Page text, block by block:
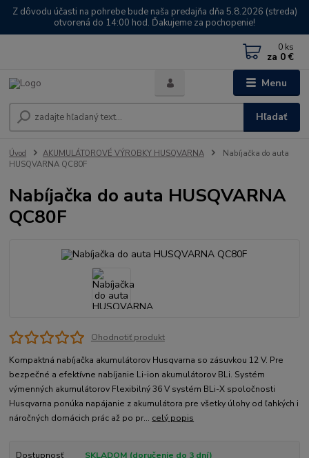
Z dôvodu účasti na pohrebe bude naša predajňa dňa 5.8.2026 (streda)
otvorená do 14:00 hod. Ďakujeme za pochopenie!
Menu
Hľadať
0 ks
za 0 €
Úvod AKUMULÁTOROVÉ VÝROBKY HUSQVARNA
Nabíjačka do auta
HUSQVARNA QC80F
Nabíjačka do auta HUSQVARNA
QC80F
Ohodnotiť produkt
Kompaktná nabíjačka akumulátorov Husqvarna so zásuvkou 12 V. Pre
bezpečné a efektívne nabíjanie Li-ion akumulátorov BLi. Systém
výmenných akumulátorov Flexibilný 36 V systém BLi-X spoločnosti
Husqvarna ponúka napájanie z akumulátora pre všetky úlohy od ľahkých i
náročných domácich prác až po pr... celý popis
Dostupnosť SKLADOM (doručenie do 3 dní)